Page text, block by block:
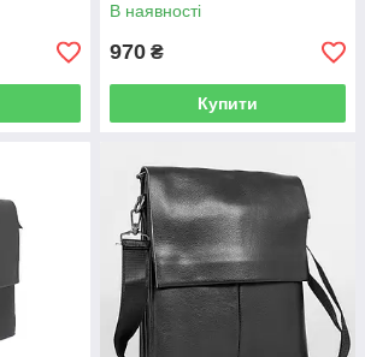
В наявності
970 ₴
Купити